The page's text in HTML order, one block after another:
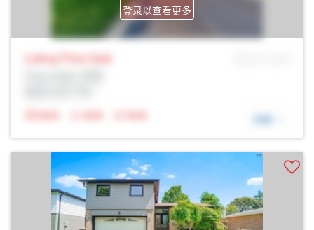
登录以查看更多
Listing Price Sale
N/A
N/A N/A 详细